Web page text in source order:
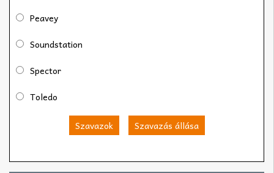
Peavey
Soundstation
Spector
Toledo
Szavazok Szavazás állása